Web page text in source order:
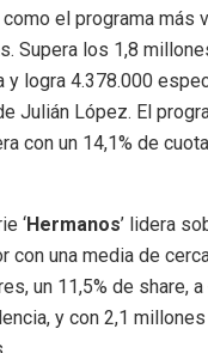
como el programa más
Supera los 1,8
y logra 4.378.000
Julián López. El
con un 14,1% de
‘Hermanos’ lidera
con una media de
un 11,5% de share,
y con 2,1